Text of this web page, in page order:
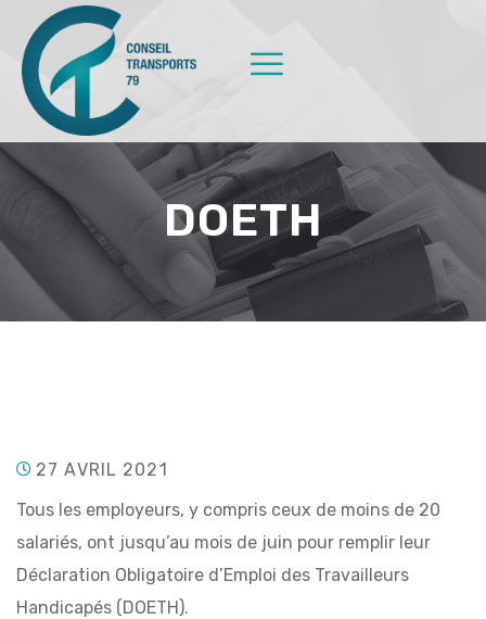
DOETH
27 AVRIL 2021
Tous les employeurs, y compris ceux de moins de 20
salariés, ont jusqu’au mois de juin pour remplir leur
Déclaration Obligatoire d’Emploi des Travailleurs
Handicapés (DOETH).